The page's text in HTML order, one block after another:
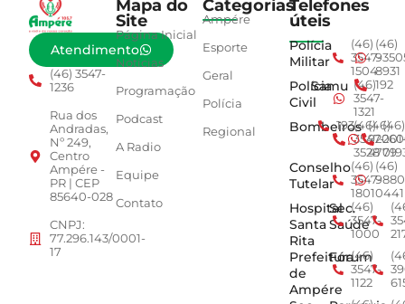
Atendimento
(46) 3547-
1236
Rua dos
Andradas,
Nº 249,
Centro
Ampére -
PR | CEP
85640-028
CNPJ:
77.296.143/0001-
17
Mapa do
Site
Página Inicial
Notícias
Programação
Podcast
A Radio
Equipe
Contato
Categorias
Ampére
Esporte
Geral
Polícia
Regional
Telefones
úteis
Polícia
Militar
(46)
3547-
1504
(46)
8931
Polícia
Civil
Samu (46)
3547-
1321
192
Bombeiros
193(46)
3547-
3528
(46)
4779
(46)
Conselho
Tutelar
(46)
3547-
1801
(46)
0441
Hospital
Santa
Rita
Sec.
Saúde
(46)
3547-
1000
Prefeitura
de
Ampére
Fórum
(46)
3547-
1122